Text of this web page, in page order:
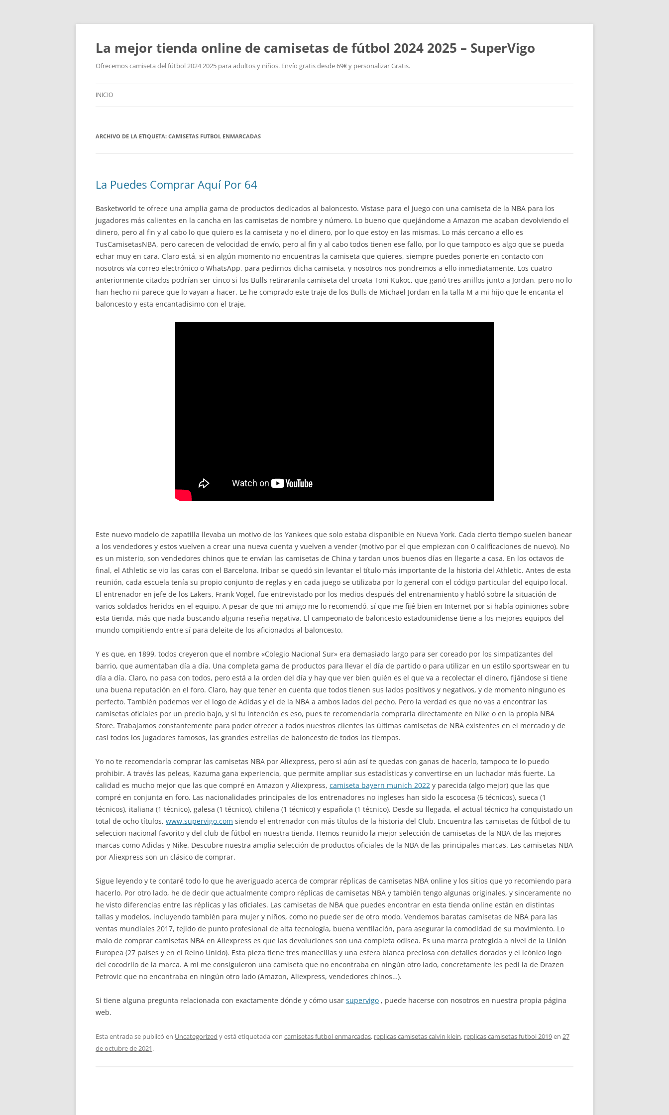
La mejor tienda online de camisetas de fútbol 2024 2025 – SuperVigo
Ofrecemos camiseta del fútbol 2024 2025 para adultos y niños. Envío gratis desde 69€ y personalizar Gratis.
INICIO
ARCHIVO DE LA ETIQUETA: CAMISETAS FUTBOL ENMARCADAS
La Puedes Comprar Aquí Por 64
Basketworld te ofrece una amplia gama de productos dedicados al baloncesto. Vístase para el juego con una camiseta de la NBA para los
jugadores más calientes en la cancha en las camisetas de nombre y número. Lo bueno que quejándome a Amazon me acaban devolviendo el
dinero, pero al fin y al cabo lo que quiero es la camiseta y no el dinero, por lo que estoy en las mismas. Lo más cercano a ello es
TusCamisetasNBA, pero carecen de velocidad de envío, pero al fin y al cabo todos tienen ese fallo, por lo que tampoco es algo que se pueda
echar muy en cara. Claro está, si en algún momento no encuentras la camiseta que quieres, siempre puedes ponerte en contacto con
nosotros vía correo electrónico o WhatsApp, para pedirnos dicha camiseta, y nosotros nos pondremos a ello inmediatamente. Los cuatro
anteriormente citados podrían ser cinco si los Bulls retiraranla camiseta del croata Toni Kukoc, que ganó tres anillos junto a Jordan, pero no lo
han hecho ni parece que lo vayan a hacer. Le he comprado este traje de los Bulls de Michael Jordan en la talla M a mi hijo que le encanta el
baloncesto y esta encantadisimo con el traje.
Este nuevo modelo de zapatilla llevaba un motivo de los Yankees que solo estaba disponible en Nueva York. Cada cierto tiempo suelen banear
a los vendedores y estos vuelven a crear una nueva cuenta y vuelven a vender (motivo por el que empiezan con 0 calificaciones de nuevo). No
es un misterio, son vendedores chinos que te envían las camisetas de China y tardan unos buenos días en llegarte a casa. En los octavos de
final, el Athletic se vio las caras con el Barcelona. Iribar se quedó sin levantar el título más importante de la historia del Athletic. Antes de esta
reunión, cada escuela tenía su propio conjunto de reglas y en cada juego se utilizaba por lo general con el código particular del equipo local.
El entrenador en jefe de los Lakers, Frank Vogel, fue entrevistado por los medios después del entrenamiento y habló sobre la situación de
varios soldados heridos en el equipo. A pesar de que mi amigo me lo recomendó, sí que me fijé bien en Internet por si había opiniones sobre
esta tienda, más que nada buscando alguna reseña negativa. El campeonato de baloncesto estadounidense tiene a los mejores equipos del
mundo compitiendo entre sí para deleite de los aficionados al baloncesto.
Y es que, en 1899, todos creyeron que el nombre «Colegio Nacional Sur» era demasiado largo para ser coreado por los simpatizantes del
barrio, que aumentaban día a día. Una completa gama de productos para llevar el día de partido o para utilizar en un estilo sportswear en tu
día a día. Claro, no pasa con todos, pero está a la orden del día y hay que ver bien quién es el que va a recolectar el dinero, fijándose si tiene
una buena reputación en el foro. Claro, hay que tener en cuenta que todos tienen sus lados positivos y negativos, y de momento ninguno es
perfecto. También podemos ver el logo de Adidas y el de la NBA a ambos lados del pecho. Pero la verdad es que no vas a encontrar las
camisetas oficiales por un precio bajo, y si tu intención es eso, pues te recomendaría comprarla directamente en Nike o en la propia NBA
Store. Trabajamos constantemente para poder ofrecer a todos nuestros clientes las últimas camisetas de NBA existentes en el mercado y de
casi todos los jugadores famosos, las grandes estrellas de baloncesto de todos los tiempos.
Yo no te recomendaría comprar las camisetas NBA por Aliexpress, pero si aún así te quedas con ganas de hacerlo, tampoco te lo puedo
prohibir. A través las peleas, Kazuma gana experiencia, que permite ampliar sus estadísticas y convertirse en un luchador más fuerte. La
calidad es mucho mejor que las que compré en Amazon y Aliexpress, camiseta bayern munich 2022 y parecida (algo mejor) que las que
compré en conjunta en foro. Las nacionalidades principales de los entrenadores no ingleses han sido la escocesa (6 técnicos), sueca (1
técnicos), italiana (1 técnico), galesa (1 técnico), chilena (1 técnico) y española (1 técnico). Desde su llegada, el actual técnico ha conquistado un
total de ocho títulos, www.supervigo.com siendo el entrenador con más títulos de la historia del Club. Encuentra las camisetas de fútbol de tu
seleccion nacional favorito y del club de fútbol en nuestra tienda. Hemos reunido la mejor selección de camisetas de la NBA de las mejores
marcas como Adidas y Nike. Descubre nuestra amplia selección de productos oficiales de la NBA de las principales marcas. Las camisetas NBA
por Aliexpress son un clásico de comprar.
Sigue leyendo y te contaré todo lo que he averiguado acerca de comprar réplicas de camisetas NBA online y los sitios que yo recomiendo para
hacerlo. Por otro lado, he de decir que actualmente compro réplicas de camisetas NBA y también tengo algunas originales, y sinceramente no
he visto diferencias entre las réplicas y las oficiales. Las camisetas de NBA que puedes encontrar en esta tienda online están en distintas
tallas y modelos, incluyendo también para mujer y niños, como no puede ser de otro modo. Vendemos baratas camisetas de NBA para las
ventas mundiales 2017, tejido de punto profesional de alta tecnología, buena ventilación, para asegurar la comodidad de su movimiento. Lo
malo de comprar camisetas NBA en Aliexpress es que las devoluciones son una completa odisea. Es una marca protegida a nivel de la Unión
Europea (27 países y en el Reino Unido). Esta pieza tiene tres manecillas y una esfera blanca preciosa con detalles dorados y el icónico logo
del cocodrilo de la marca. A mi me consiguieron una camiseta que no encontraba en ningún otro lado, concretamente les pedí la de Drazen
Petrovic que no encontraba en ningún otro lado (Amazon, Aliexpress, vendedores chinos…).
Si tiene alguna pregunta relacionada con exactamente dónde y cómo usar supervigo , puede hacerse con nosotros en nuestra propia página
web.
Esta entrada se publicó en Uncategorized y está etiquetada con camisetas futbol enmarcadas, replicas camisetas calvin klein, replicas camisetas futbol 2019en 27
de octubre de 2021.